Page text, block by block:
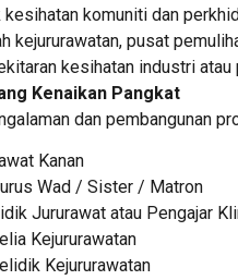
kesihatan komuniti dan
kejururawatan, pusat
kesihatan industri atau
Kenaikan Pangkat
dan pembangunan
Kanan
Wad / Sister / Matron
Jururawat atau Pengajar
Kejururawatan
Kejururawatan